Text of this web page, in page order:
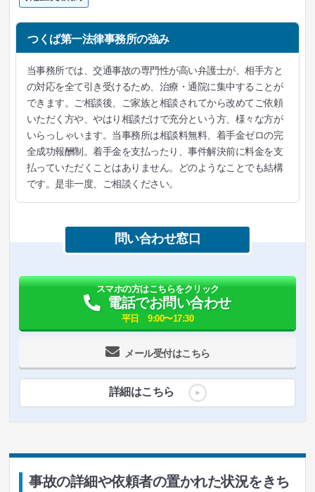
つくば第一法律事務所の強み
当事務所では、交通事故の専門性が高い弁護士が、相手方と
の対応を全て引き受けるため、治療・通院に集中することが
できます。ご相談後、ご家族と相談されてから改めてご依頼
いただく方や、やはり相談だけで充分という方、様々な方が
いらっしゃいます。当事務所は相談料無料、着手金ゼロの完
全成功報酬制。着手金を支払ったり、事件解決前に料金を支
払っていただくことはありません。どのようなことでも結構
です。是非一度、ご相談ください。
問い合わせ窓口
メール受付はこちら
スマホの方はこちらをクリック
電話でお問い合わせ
平日 9:00〜17:30
詳細はこちら
事故の詳細や依頼者の置かれた状況をきち